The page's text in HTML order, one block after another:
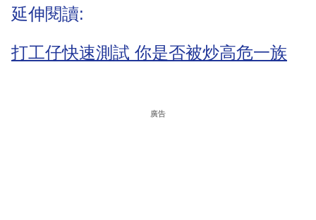
延伸閱讀:
打工仔快速測試 你是否被炒高危一族
廣告